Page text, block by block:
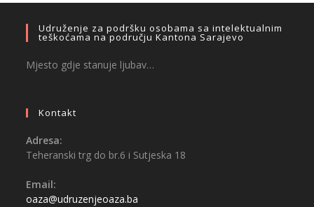
Udruženje za podršku osobama sa intelektualnim
teškoćama na području Kantona Sarajevo
Mjesto gdje stanuje ljubav…
Kontakt
Adresa:
Teheranski trg do br.6 i Sutjeska 18
Email:
oaza@udruzenjeoaza.ba